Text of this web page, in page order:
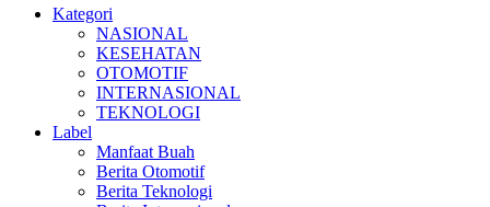
Kategori
NASIONAL
KESEHATAN
OTOMOTIF
INTERNASIONAL
TEKNOLOGI
Label
Manfaat Buah
Berita Otomotif
Berita Teknologi